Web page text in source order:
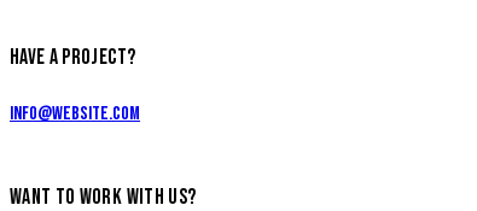
HAVE A PROJECT?
info@website.com
WANT TO WORK WITH US?